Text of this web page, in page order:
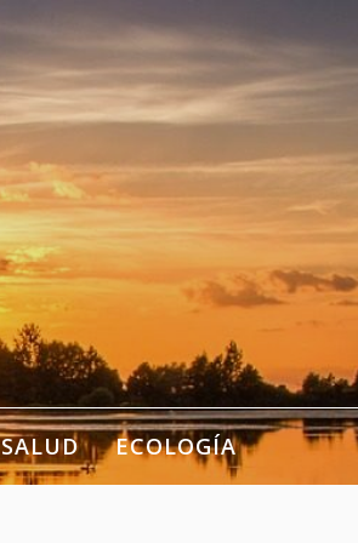
SALUD ECOLOGÍA